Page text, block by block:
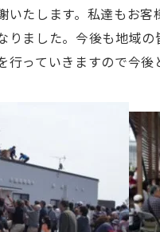
いたします。私達もお
りました。今後も地域
行っていきますので今